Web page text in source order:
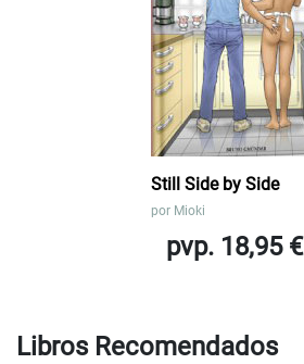
Still Side by Side
por Mioki
pvp. 18,95 €
Libros Recomendados